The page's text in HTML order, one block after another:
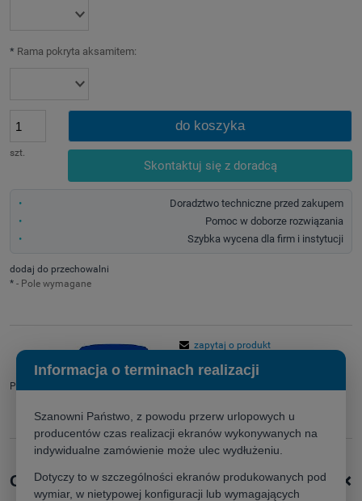
* Rama pokryta aksamitem:
szt.
do koszyka
Skontaktuj się z doradcą
Doradztwo techniczne przed zakupem
Pomoc w doborze rozwiązania
Szybka wycena dla firm i instytucji
dodaj do przechowalni
* - Pole wymagane
Producent:
zapytaj o produkt
poleć znajomemu
Opis produktu +
Informacja o terminach realizacji
Szanowni Państwo, z powodu przerw urlopowych u
producentów czas realizacji ekranów wykonywanych na
indywidualne zamówienie może ulec wydłużeniu.
Dotyczy to w szczególności ekranów produkowanych pod
wymiar, w nietypowej konfiguracji lub wymagających